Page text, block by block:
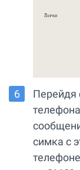
Перейдя
симка с